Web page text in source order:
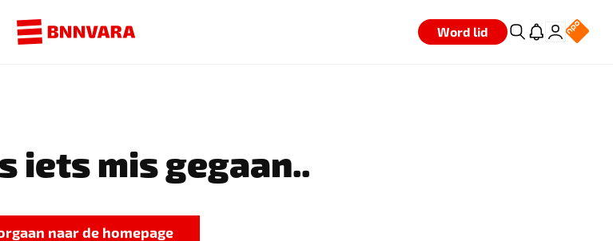
Word lid
iets mis gegaan..
naar de homepage